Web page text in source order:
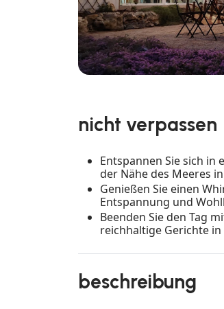
nicht verpassen
Entspannen Sie sich in
der Nähe des Meeres
Genießen Sie einen
Entspannung und
Beenden Sie den Tag
reichhaltige Gerichte
beschreibung